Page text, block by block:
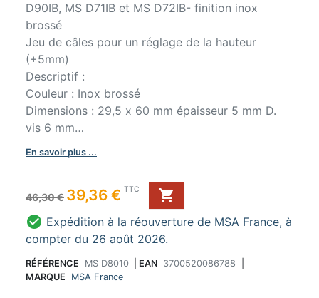
D90IB, MS D71IB et MS D72IB- finition inox
brossé
Jeu de câles pour un réglage de la hauteur
(+5mm)
Descriptif :
Couleur : Inox brossé
Dimensions : 29,5 x 60 mm épaisseur 5 mm D.
vis 6 mm
Fixation par vis
Bon à savoir :
Jeu de câles pour un réglage de la hauteur (+ 5
mm).
pour pieds D71IB, D72IB, D80IB, D81IB, D82IB,
D90IB, D91IB, D92IB et D95IB.
Conseil d'entretien :
Ne pas utiliser de produit abrasif.
En savoir plus ...
Prix de base
46,30 €
Prix 39,36 € TTC

 Expédition à la réouverture de MSA France, à
compter du 26 août 2026.
RÉFÉRENCE MS D8010 EAN 3700520086788
MARQUE
MSA France